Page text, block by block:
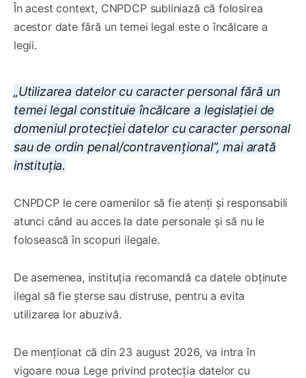
În acest context, CNPDCP subliniază că folosirea
acestor date fără un temei legal este o încălcare a
legii.
„Utilizarea datelor cu caracter personal fără un
temei legal constituie încălcare a legislației de
domeniul protecției datelor cu caracter personal
sau de ordin penal/contravențional”, mai arată
instituția.
CNPDCP le cere oamenilor să fie atenți și responsabili
atunci când au acces la date personale și să nu le
folosească în scopuri ilegale.
De asemenea, instituția recomandă ca datele obținute
ilegal să fie șterse sau distruse, pentru a evita
utilizarea lor abuzivă.
De menționat că din 23 august 2026, va intra în
vigoare noua Lege privind protecția datelor cu